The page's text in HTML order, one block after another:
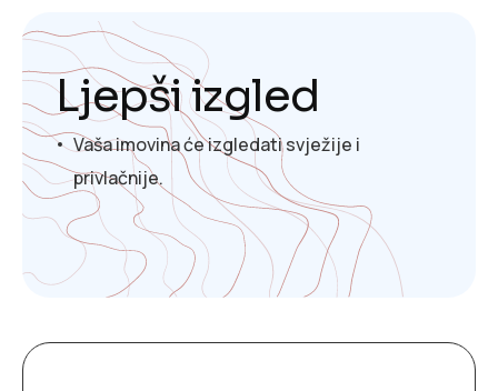
Ljepši izgled
Vaša imovina će izgledati svježije i
privlačnije.